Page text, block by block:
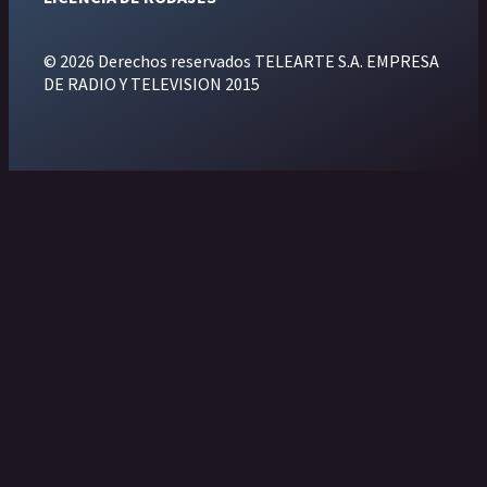
© 2026 Derechos reservados TELEARTE S.A. EMPRESA
DE RADIO Y TELEVISION 2015